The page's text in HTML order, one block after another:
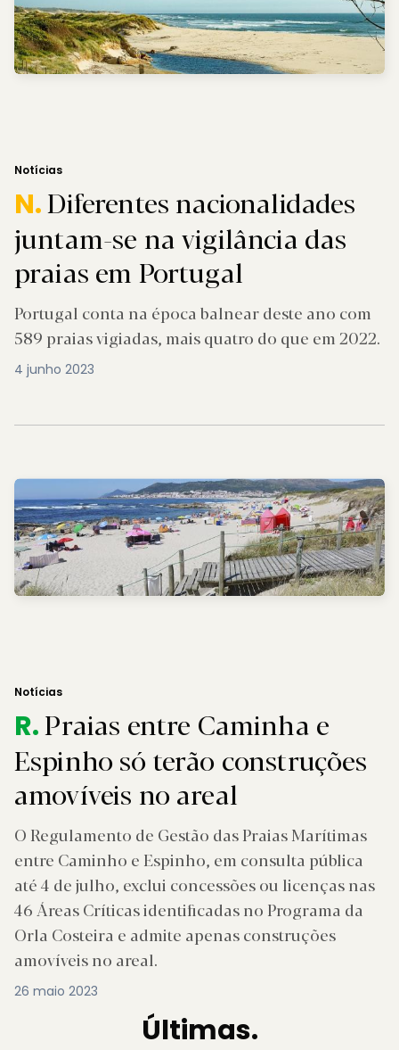
Notícias
N.Diferentes nacionalidades
juntam-se na vigilância das
praias em Portugal
Portugal conta na época balnear deste ano com
589 praias vigiadas, mais quatro do que em 2022.
4 junho 2023
Notícias
R.Praias entre Caminha e
Espinho só terão construções
amovíveis no areal
O Regulamento de Gestão das Praias Marítimas
entre Caminho e Espinho, em consulta pública
até 4 de julho, exclui concessões ou licenças nas
46 Áreas Críticas identificadas no Programa da
Orla Costeira e admite apenas construções
amovíveis no areal.
26 maio 2023
Últimas.